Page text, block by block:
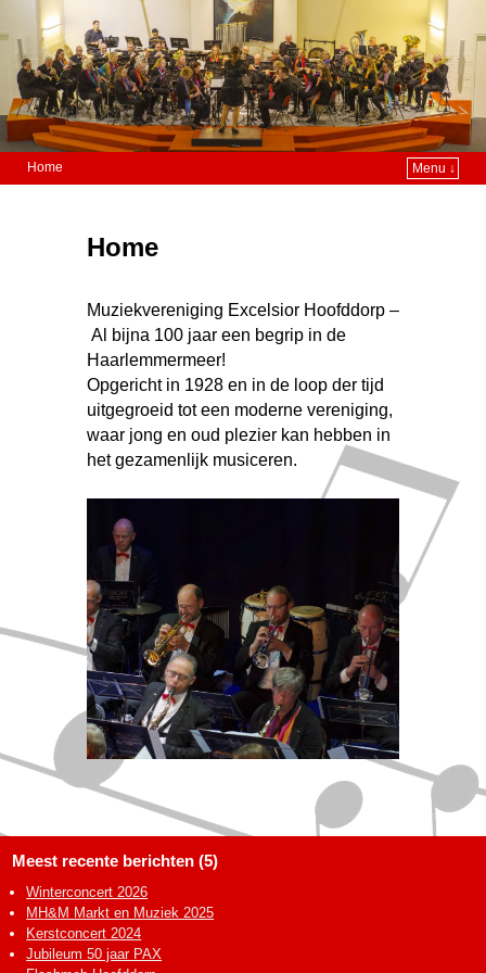
Home Menu ↓
Home
Muziekvereniging Excelsior Hoofddorp –
Al bijna 100 jaar een begrip in de
Haarlemmermeer!
Opgericht in 1928 en in de loop der tijd
uitgegroeid tot een moderne vereniging,
waar jong en oud plezier kan hebben in
het gezamenlijk musiceren.
Meest recente berichten (5)
Winterconcert 2026
MH&M Markt en Muziek 2025
Kerstconcert 2024
Jubileum 50 jaar PAX